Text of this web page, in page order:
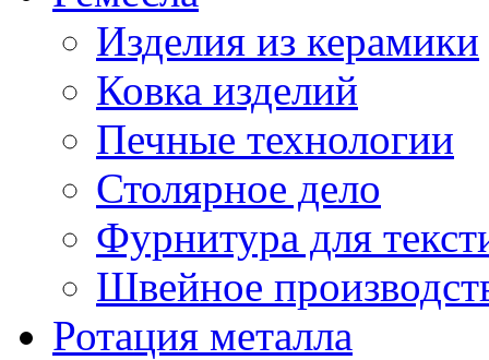
Изделия из керамики
Ковка изделий
Печные технологии
Столярное дело
Фурнитура для
Швейное
Ротация металла